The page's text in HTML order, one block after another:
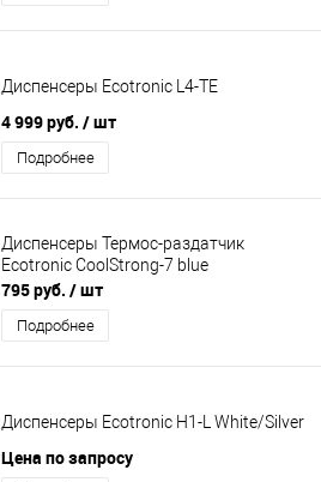
Диспенсеры Ecotronic L4-TE
4 999 руб. / шт
Подробнее
Диспенсеры Термос-раздатчик
Ecotronic CoolStrong-7 blue
795 руб. / шт
Подробнее
Диспенсеры Ecotronic H1-L White/Silver
Цена по запросу